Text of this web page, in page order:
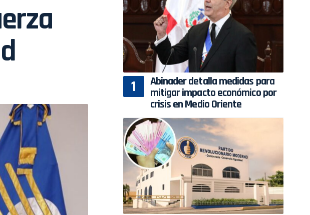
Abinader detalla medidas para
mitigar impacto económico por
crisis en Medio Oriente